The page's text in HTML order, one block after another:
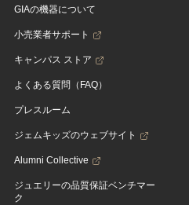
GIAの機器について
小売業者サポート
キャンパス ストア
よくある質問（FAQ）
プレスルーム
ジェムキッズのウェブサイト
Alumni Collective
ジュエリーの品質保証ベンチマー
ク